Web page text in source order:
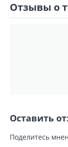
Отзывы о
Оставить
Поделитесь